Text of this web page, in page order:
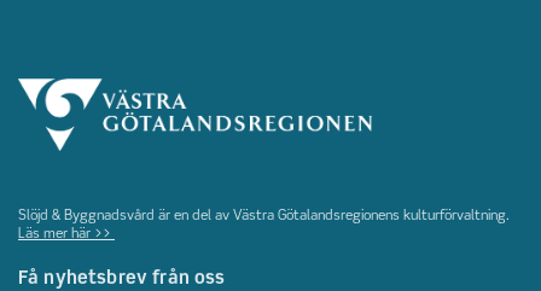
Slöjd & Byggnadsvård är en del av Västra Götalandsregionens kulturförvaltning.
Läs mer här >>
Få nyhetsbrev från oss